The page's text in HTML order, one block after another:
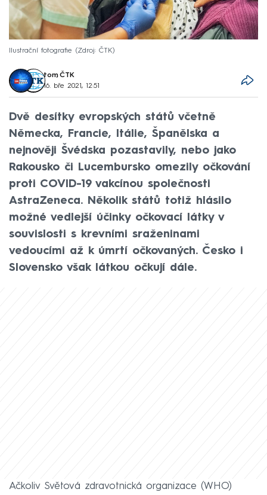
Ilustrační fotografie Zdroj: ČTK
tom, ČTK
16. bře 2021, 12:51
Dvě desítky evropských států včetně
Německa, Francie, Itálie, Španělska a
nejnověji Švédska pozastavily, nebo jako
Rakousko či Lucembursko omezily očkování
proti COVID-19 vakcínou společnosti
AstraZeneca. Několik států totiž hlásilo
možné vedlejší účinky očkovací látky v
souvislosti s krevními sraženinami
vedoucími až k úmrtí očkovaných. Česko i
Slovensko však látkou očkují dále.
Ačkoliv Světová zdravotnická organizace (WHO)